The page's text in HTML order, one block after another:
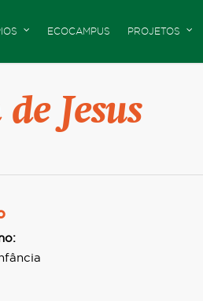
ECOCAMPUS PROJETOS
Jesus